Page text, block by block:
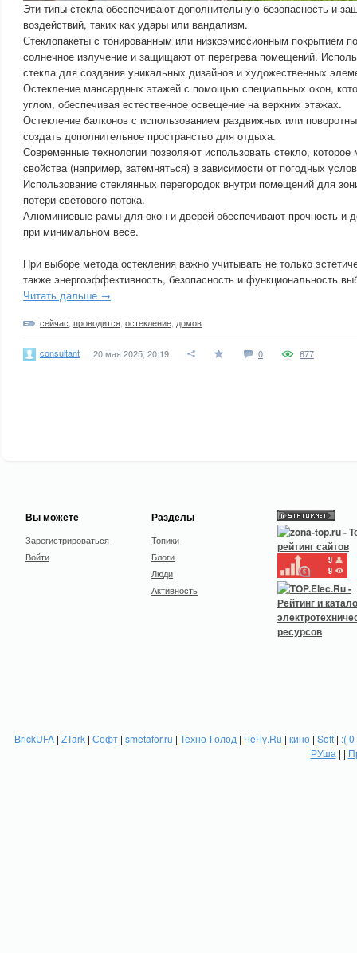
Эти типы стекла обеспечивают дополнительную безопасность и
воздействий, таких как удары или вандализм.
Стеклопакеты с тонированным или низкоэмиссионным покрытием
солнечное излучение и защищают от перегрева помещений.
стекла для создания уникальных дизайнов и художественных
Остекление мансардных этажей с помощью специальных окон,
углом, обеспечивая естественное освещение на верхних этажах.
Остекление балконов с использованием раздвижных или
создать дополнительное пространство для отдыха.
Современные технологии позволяют использовать стекло,
свойства (например, затемняться) в зависимости от погодных
Использование стеклянных перегородок внутри помещений для
потери светового потока.
Алюминиевые рамы для окон и дверей обеспечивают прочность и
при минимальном весе.
При выборе метода остекления важно учитывать не только
также энергоэффективность, безопасность и функциональность
Читать дальше →
сейчас проводится остекление домов
consultant 20 мая 2025, 20:19 0 677
Вы можете
Зарегистрироваться
Войти
Разделы
Топики
Блоги
Люди
Активность
BrickUFA| ZTark| Софт| smetafor.ru | Техно-Голод | ЧеЧу.Ru | кино| Soft| :(
РУша | |